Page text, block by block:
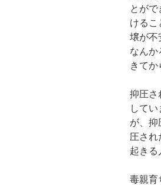
とが
けるこ
壌が不
なんか
きてか
抑圧さ
して
が、抑
圧され
起きる
毒親育